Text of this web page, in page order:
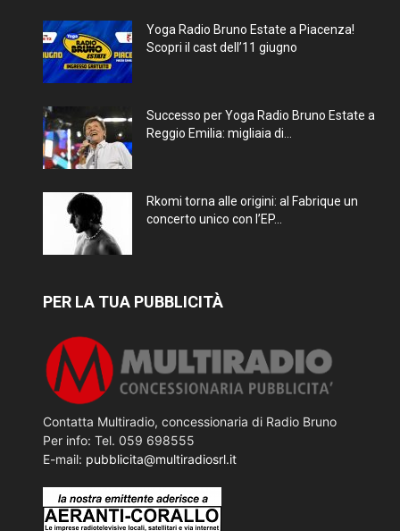
Yoga Radio Bruno Estate a Piacenza!
Scopri il cast dell’11 giugno
Successo per Yoga Radio Bruno Estate a
Reggio Emilia: migliaia di...
Rkomi torna alle origini: al Fabrique un
concerto unico con l’EP...
PER LA TUA PUBBLICITÀ
Contatta Multiradio, concessionaria di Radio Bruno
Per info: Tel. 059 698555
E-mail: pubblicita@multiradiosrl.it